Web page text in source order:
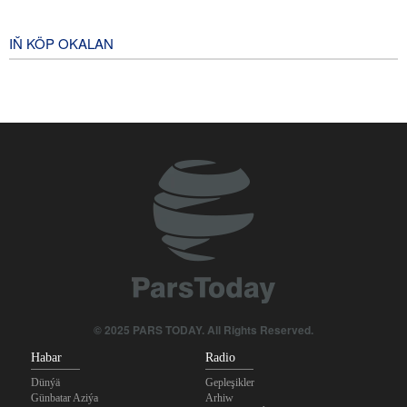
IŇ KÖP OKALAN
© 2025 PARS TODAY. All Rights Reserved.
Habar
Dünýä
Günbatar Aziýa
Radio
Gepleşikler
Arhiw